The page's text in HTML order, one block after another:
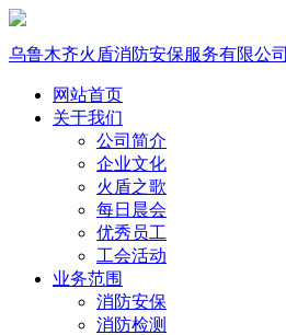
乌鲁木齐火盾消防安保服务有限公司
网站首页
关于我们
公司简介
企业文化
火盾之歌
每日晨会
优秀员工
工会活动
业务范围
消防安保
消防检测